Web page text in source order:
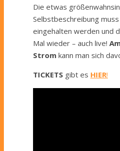
Die etwas
Selbstbeschreibung muss
eingehalten werden und
Mal wieder – auch live!
Strom kann man sich
TICKETS gibt es HIER!